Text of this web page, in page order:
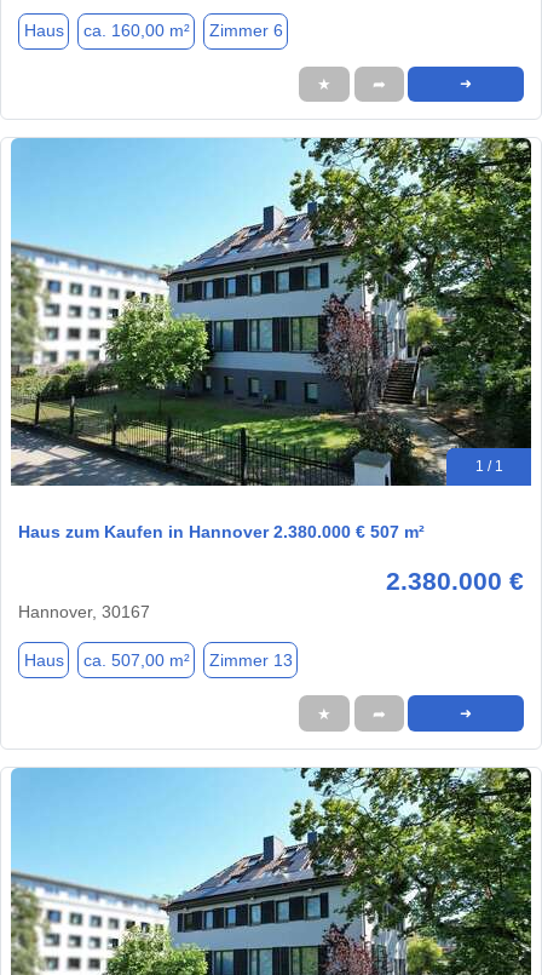
Haus ca. 160,00 m² Zimmer 6
★ ➦ ➜
1 / 1
Haus zum Kaufen in Hannover 2.380.000 € 507 m²
2.380.000 €
Hannover, 30167
Haus ca. 507,00 m² Zimmer 13
★ ➦ ➜